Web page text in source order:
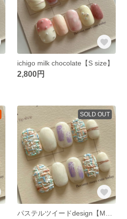
ichigo milk chocolate【S size】
2,800円
SOLD OUT